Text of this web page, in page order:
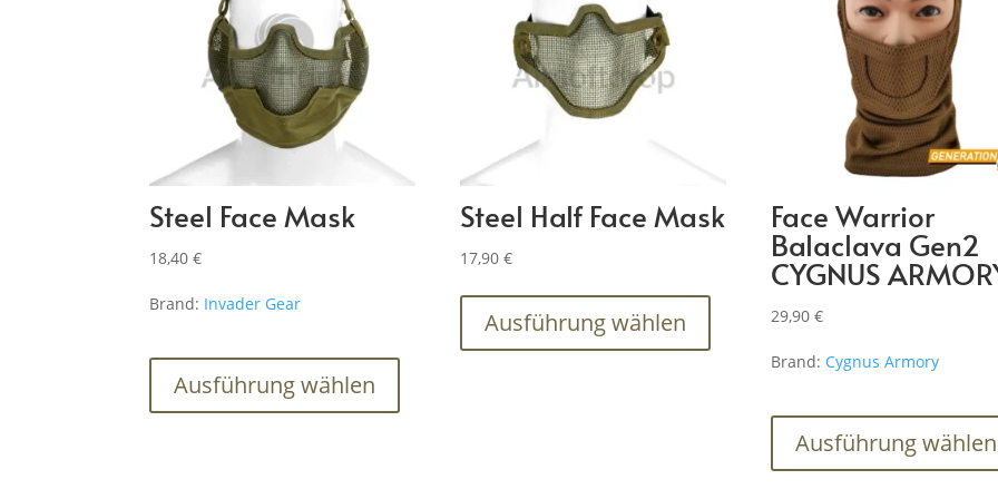
Steel Face Mask
18,40€
Brand: Invader Gear
Ausführung wählen
Steel Half Face Mask
17,90€
Ausführung wählen
mehrere
Face Warrior
Balaclava Gen2
CYGNUS
29,90€
Brand: Cygnus Armory
Ausführung wählen